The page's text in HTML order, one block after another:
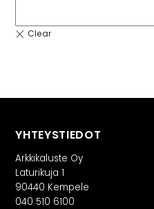
YHTEYSTIEDOT
Arkkikaluste Oy
Laturikuja 1
90440 Kempele
040 510 6100